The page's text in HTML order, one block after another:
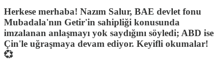
Herkese merhaba! Nazım Salur, BAE devlet fonu
Mubadala'nın Getir'in sahipliği konusunda
imzalanan anlaşmayı yok saydığını söyledi; ABD ise
Çin'le uğraşmaya devam ediyor. Keyifli okumalar!
💞